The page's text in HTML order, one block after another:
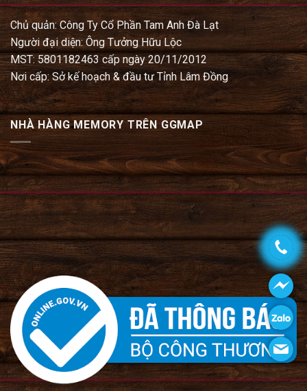
Chủ quản: Công Ty Cổ Phần Tam Anh Đà Lạt
Người đại diện: Ông Tưởng Hữu Lộc
MST: 5801182463 cấp ngày 20/11/2012
Nơi cấp: Sở kế hoạch & đầu tư Tỉnh Lâm Đồng
NHÀ HÀNG MEMORY TRÊN GGMAP